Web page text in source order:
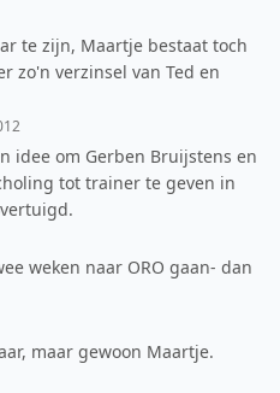
te zijn, Maartje bestaat toch
zo'n verzinsel van Ted en
idee om Gerben Bruijstens en
tot trainer te geven in
weken naar ORO gaan- dan
maar gewoon Maartje.